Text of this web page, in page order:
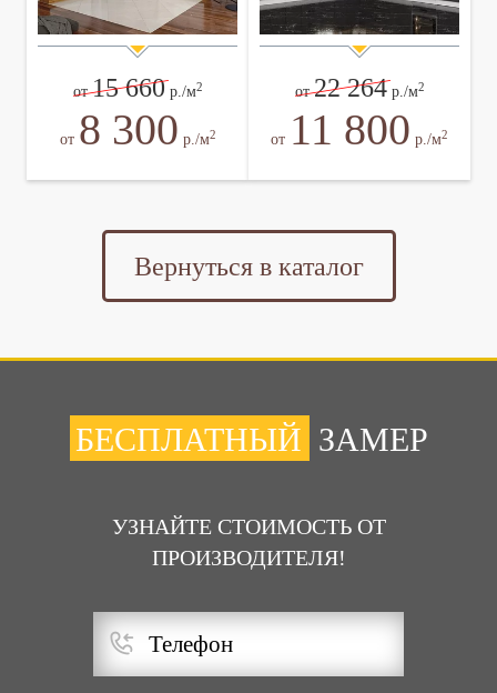
от15 660 р./м2
от 8 300 р./м2
от22 264р./м2
от 11 800 р./м2
Вернуться в каталог
БЕСПЛАТНЫЙ ЗАМЕР
УЗНАЙТЕ СТОИМОСТЬ ОТ
ПРОИЗВОДИТЕЛЯ!